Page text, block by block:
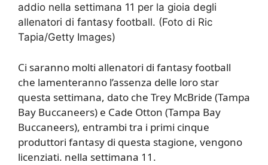
addio nella settimana 11 per la gioia degli
allenatori di fantasy football. (Foto di Ric
Tapia/Getty Images)
Ci saranno molti allenatori di fantasy football
che lamenteranno l’assenza delle loro star
questa settimana, dato che Trey McBride (Tampa
Bay Buccaneers) e Cade Otton (Tampa Bay
Buccaneers), entrambi tra i primi cinque
produttori fantasy di questa stagione, vengono
licenziati. nella settimana 11.